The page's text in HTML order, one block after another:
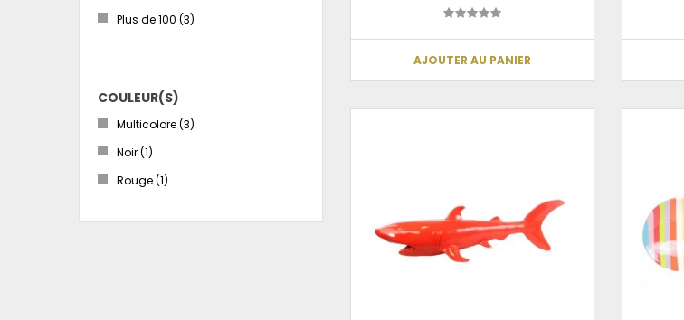
Plus de 100 (3)
COULEUR(S)
Multicolore(3)
Noir(1)
Rouge(1)
AJOUTER AU PANIER